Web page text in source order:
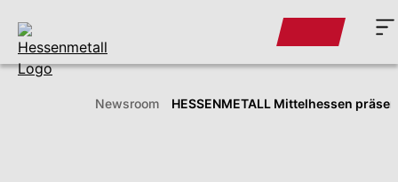
Newsroom HESSENMETALL Mittelhessen